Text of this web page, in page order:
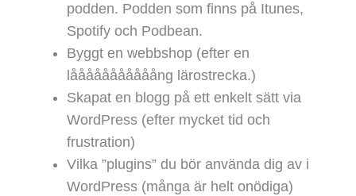
podden. Podden som finns på Itunes,
Spotify och Podbean.
Byggt en webbshop (efter en
lååååååååååång lärostrecka.)
Skapat en blogg på ett enkelt sätt via
WordPress (efter mycket tid och
frustration)
Vilka ”plugins” du bör använda dig av i
WordPress (många är helt onödiga)